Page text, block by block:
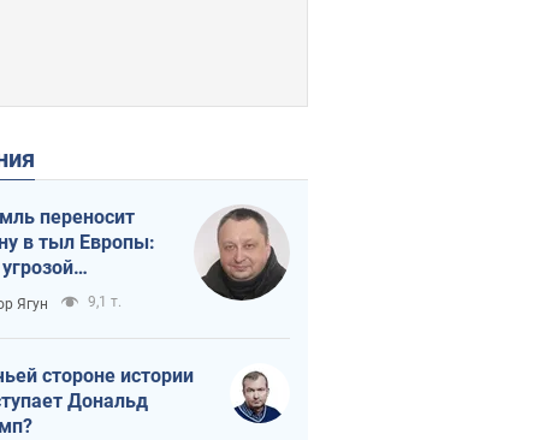
переносит
в тыл Европы:
Ягун 9,1 т.
стороне истории
Дональд